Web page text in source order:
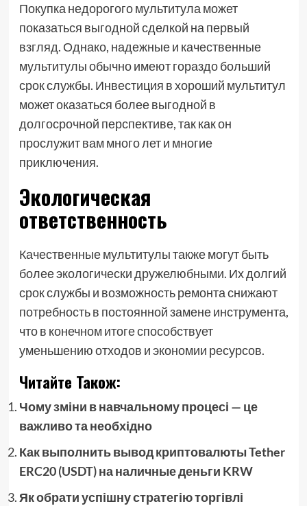
Покупка недорогого мультитула может
показаться выгодной сделкой на первый
взгляд. Однако, надежные и качественные
мультитулы обычно имеют гораздо больший
срок службы. Инвестиция в хороший мультитул
может оказаться более выгодной в
долгосрочной перспективе, так как он
прослужит вам много лет и многие
приключения.
Экологическая
ответственность
Качественные мультитулы также могут быть
более экологически дружелюбными. Их долгий
срок службы и возможность ремонта снижают
потребность в постоянной замене инструмента,
что в конечном итоге способствует
уменьшению отходов и экономии ресурсов.
Читайте Також:
Чому зміни в навчальному процесі — це
важливо та необхідно
Как выполнить вывод криптовалюты Tether
ERC20 (USDT) на наличные деньги KRW
Як обрати успішну стратегію торгівлі